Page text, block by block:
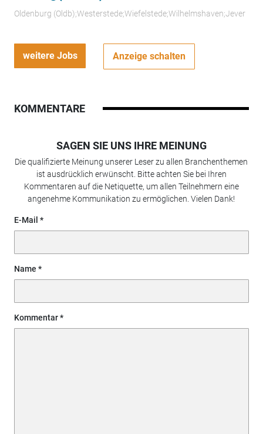
Oldenburg (Oldb);Westerstede;Wiefelstede;Wilhelmshaven;Jever
weitere Jobs Anzeige schalten
KOMMENTARE
SAGEN SIE UNS IHRE MEINUNG
Die qualifizierte Meinung unserer Leser zu allen Branchenthemen
ist ausdrücklich erwünscht. Bitte achten Sie bei Ihren
Kommentaren auf die Netiquette, um allen Teilnehmern eine
angenehme Kommunikation zu ermöglichen. Vielen Dank!
E-Mail
Name
Kommentar